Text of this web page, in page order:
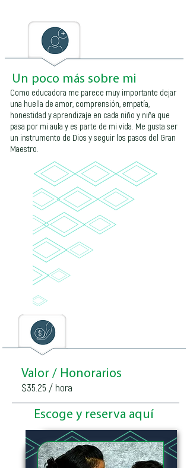
Un poco más sobre mi
Como educadora me parece muy importante dejar
una huella de amor, comprensión, empatía,
honestidad y aprendizaje en cada niño y niña que
pasa por mi aula y es parte de mi vida. Me gusta ser
un instrumento de Dios y seguir los pasos del Gran
Maestro.
Valor / Honorarios
$35.25 / hora
Escoge y reserva aquí